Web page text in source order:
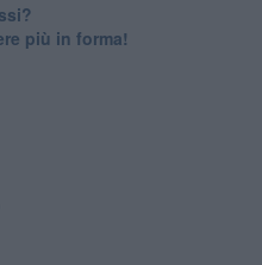
più in forma!